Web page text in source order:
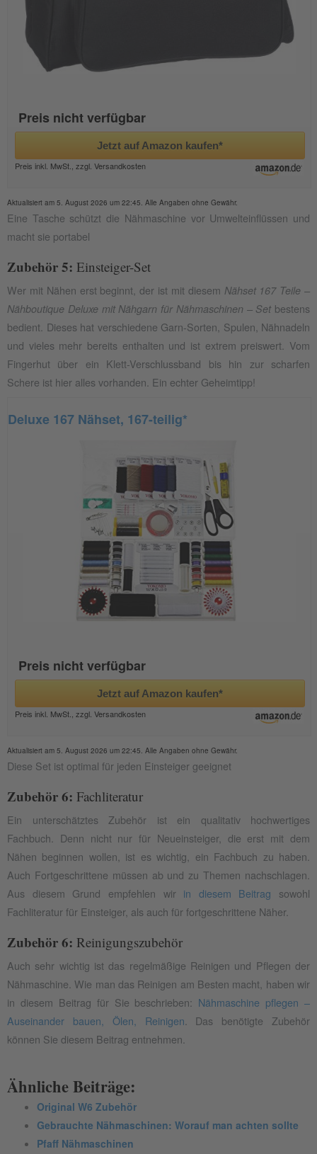
Preis nicht verfügbar
Jetzt auf Amazon kaufen*
Preis inkl. MwSt., zzgl. Versandkosten
Aktualisiert am 5. August 2026 um 22:45. Alle Angaben ohne Gewähr.
Eine Tasche schützt die Nähmaschine vor Umwelteinflüssen und
macht sie portabel
Zubehör 5: Einsteiger-Set
Wer mit Nähen erst beginnt, der ist mit diesem Nähset 167 Teile –
Nähboutique Deluxe mit Nähgarn für Nähmaschinen – Set bestens
bedient. Dieses hat verschiedene Garn-Sorten, Spulen, Nähnadeln
und vieles mehr bereits enthalten und ist extrem preiswert. Vom
Fingerhut über ein Klett-Verschlussband bis hin zur scharfen
Schere ist hier alles vorhanden. Ein echter Geheimtipp!
Deluxe 167 Nähset, 167-teilig*
Preis nicht verfügbar
Jetzt auf Amazon kaufen*
Preis inkl. MwSt., zzgl. Versandkosten
Aktualisiert am 5. August 2026 um 22:45. Alle Angaben ohne Gewähr.
Diese Set ist optimal für jeden Einsteiger geeignet
Zubehör 6: Fachliteratur
Ein unterschätztes Zubehör ist ein qualitativ hochwertiges
Fachbuch. Denn nicht nur für Neueinsteiger, die erst mit dem
Nähen beginnen wollen, ist es wichtig, ein Fachbuch zu haben.
Auch Fortgeschrittene müssen ab und zu Themen nachschlagen.
Aus diesem Grund empfehlen wir in diesem Beitrag sowohl
Fachliteratur für Einsteiger, als auch für fortgeschrittene Näher.
Zubehör 6: Reinigungszubehör
Auch sehr wichtig ist das regelmäßige Reinigen und Pflegen der
Nähmaschine. Wie man das Reinigen am Besten macht, haben wir
in diesem Beitrag für Sie beschrieben: Nähmaschine pflegen –
Auseinander bauen, Ölen, Reinigen . Das benötigte Zubehör
können Sie diesem Beitrag entnehmen.
Ähnliche Beiträge:
Original W6 Zubehör
Gebrauchte Nähmaschinen: Worauf man achten sollte
Pfaff Nähmaschinen